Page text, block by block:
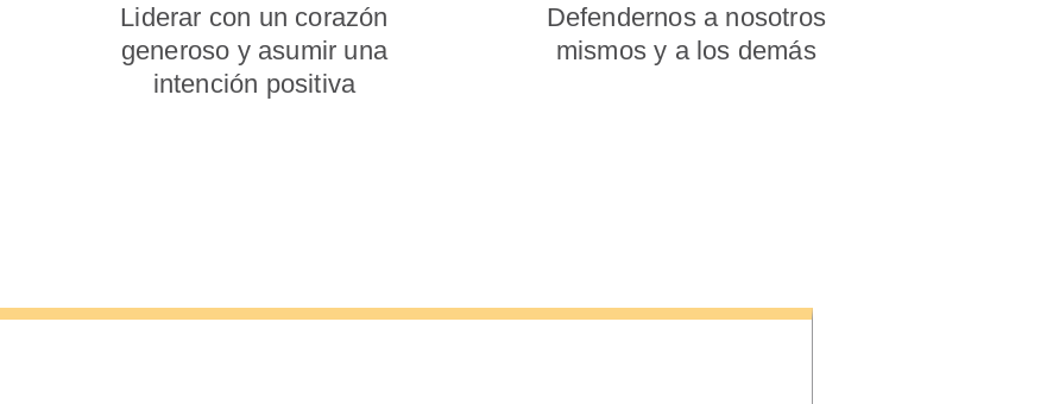
Liderar con un corazón
generoso y asumir una
intención positiva
Defendernos a nosotros
mismos y a los demás